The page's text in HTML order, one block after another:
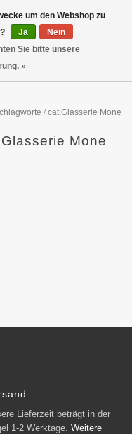
/ cat:Glasserie Mone
Mone
Lieferzeit beträgt in der
1-2 Werktage. Weitere
um den Webshop zu
Ja
Nein
Sie bitte unsere
»